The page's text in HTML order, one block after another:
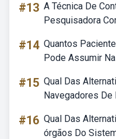
#13 A Técnica De
Pesquisadora
#14 Quantos
Pode Assumir
#15 Qual Das
Navegadores De
#16 Qual Das
órgãos Do